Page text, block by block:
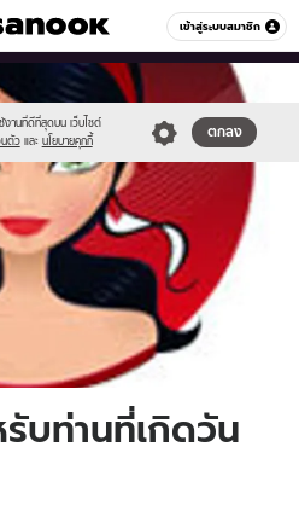
เข้าสู่ระบบสมาชิก
หมวดอื่นๆ
ช้งานที่ดีที่สุดบน เว็บไซต์
นตัว และ นโยบายคุกกี้
ตกลง
170-
บท่านที่เกิดวัน